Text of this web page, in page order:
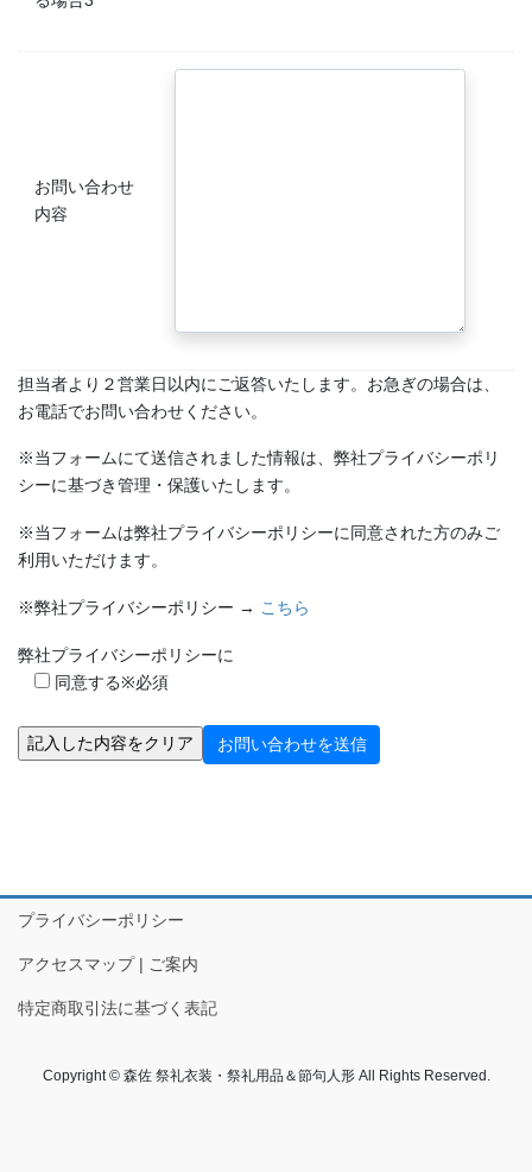
お問い合わせ
内容
担当者より２営業日以内にご返答いたします。お急ぎの場合は、
お電話でお問い合わせください。
※当フォームにて送信されました情報は、弊社プライバシーポリ
シーに基づき管理・保護いたします。
※当フォームは弊社プライバシーポリシーに同意された方のみご
利用いただけます。
※弊社プライバシーポリシー → こちら
弊社プライバシーポリシーに
同意する※必須
プライバシーポリシー
アクセスマップ | ご案内
特定商取引法に基づく表記
Copyright © 森佐 祭礼衣装・祭礼用品＆節句人形 All Rights Reserved.
《中能登エリア》 七尾「青柏祭」、七尾「向田の火祭」、七尾
「石崎奉燈祭」、七尾「お熊甲祭」、志賀町「西海祭り」、宝達志
勇壮な火祭りのほか、春に七尾では20トンと言われる巨大な山車が
曳かれる「青柏祭」が有名で、一般客も参加ができます。